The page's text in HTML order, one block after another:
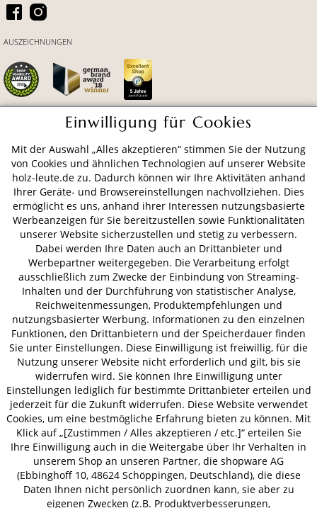
VERSAND
AUSZEICHNUNGEN
AGB Datenschutz
Impressum
© 2026 HOLZ-LEUTE
* Alle Preise inkl. gesetzl. Mehrwertsteuer zzgl.Versandkosten.
Einwilligung für Cookies
Mit der Auswahl „Alles akzeptieren“ stimmen Sie der Nutzung
von Cookies und ähnlichen Technologien auf unserer Website
holz-leute.de zu. Dadurch können wir Ihre Aktivitäten anhand
Ihrer Geräte- und Browsereinstellungen nachvollziehen. Dies
ermöglicht es uns, anhand ihrer Interessen nutzungsbasierte
Werbeanzeigen für Sie bereitzustellen sowie Funktionalitäten
unserer Website sicherzustellen und stetig zu verbessern.
Dabei werden Ihre Daten auch an Drittanbieter und
Werbepartner weitergegeben. Die Verarbeitung erfolgt
ausschließlich zum Zwecke der Einbindung von Streaming-
Inhalten und der Durchführung von statistischer Analyse,
Reichweitenmessungen, Produktempfehlungen und
nutzungsbasierter Werbung. Informationen zu den einzelnen
Funktionen, den Drittanbietern und der Speicherdauer finden
Sie unter Einstellungen. Diese Einwilligung ist freiwillig, für die
Nutzung unserer Website nicht erforderlich und gilt, bis sie
widerrufen wird. Sie können Ihre Einwilligung unter
Einstellungen lediglich für bestimmte Drittanbieter erteilen und
jederzeit für die Zukunft widerrufen. Diese Website verwendet
Cookies, um eine bestmögliche Erfahrung bieten zu können. Mit
Klick auf „[Zustimmen / Alles akzeptieren / etc.]“ erteilen Sie
Ihre Einwilligung auch in die Weitergabe über Ihr Verhalten in
unserem Shop an unseren Partner, die shopware AG
(Ebbinghoff 10, 48624 Schöppingen, Deutschland), die diese
Daten Ihnen nicht persönlich zuordnen kann, sie aber zu
eigenen Zwecken (z.B. Produktverbesserungen,